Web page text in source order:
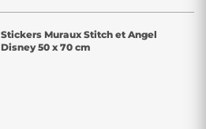
Stickers Muraux Stitch et Angel
Disney 50 x 70 cm